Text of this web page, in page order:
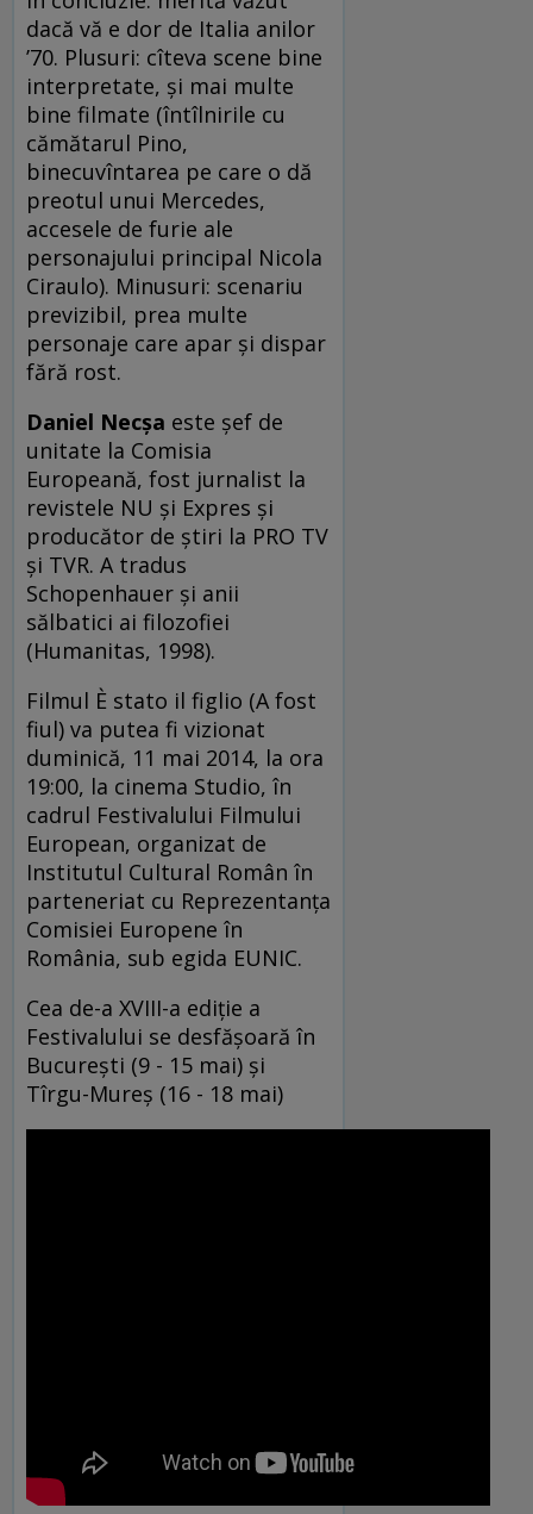
dacă vă e dor de Italia anilor
’70. Plusuri: cîteva scene bine
interpretate, şi mai multe
bine filmate (întîlnirile cu
cămătarul Pino,
binecuvîntarea pe care o dă
preotul unui Mercedes,
accesele de furie ale
personajului principal Nicola
Ciraulo). Minusuri: scenariu
previzibil, prea multe
personaje care apar şi dispar
fără rost.
Daniel Necşa este şef de
unitate la Comisia
Europeană, fost jurnalist la
revistele NU şi Expres şi
producător de ştiri la PRO TV
şi TVR. A tradus
Schopenhauer şi anii
sălbatici ai filozofiei
(Humanitas, 1998).
Filmul È stato il figlio (A fost
fiul) va putea fi vizionat
duminică, 11 mai 2014, la ora
19:00, la cinema Studio, în
cadrul Festivalului Filmului
European, organizat de
Institutul Cultural Român în
parteneriat cu Reprezentanţa
Comisiei Europene în
România, sub egida EUNIC.
Cea de-a XVIII-a ediție a
Festivalului se desfășoară în
București (9 - 15 mai) și
Tîrgu-Mureș (16 - 18 mai)